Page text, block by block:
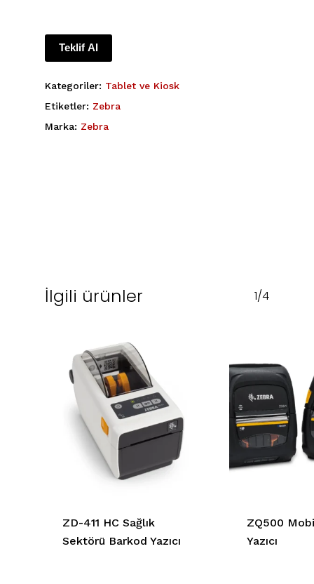
Teklif Al
Kategoriler: Tablet ve Kiosk
Etiketler: Zebra
Marka: Zebra
İlgili ürünler 1/4
ZD-411 HC Sağlık
Sektörü Barkod Yazıcı
ZQ500
Yazıcı